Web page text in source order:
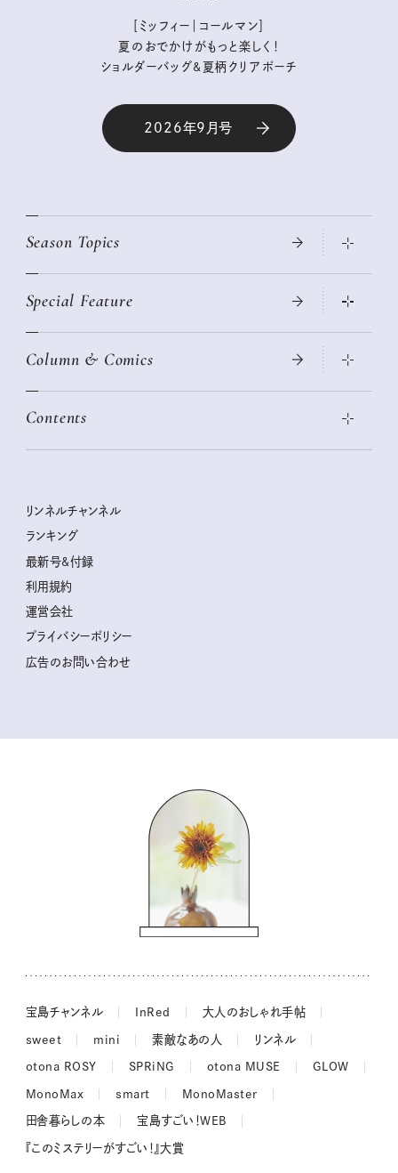
［ミッフィー｜コールマン］
夏のおでかけがもっと楽しく！
ショルダーバッグ&夏柄クリアポーチ
2026年9月号
Season Topics
真夏のひんやりグッズ 2026
ニトリ・イケア・無印良品で賢くおしゃれなインテリア
絶品、お餅レシピ大集合！
クラフトビール案内
Special Feature
2026年春夏 トレンドファッションニュース
女子旅おすすめスポット 暮らすように心地いいリンネル旅ガイ
リンネル 暮らしの道具大賞
ナチュラルメイクレッスン
喜ばれる贈り物手帖
Column & Comics
ぐれいさん
中沢元紀の板前さん入門
空想喫茶トラノコクさんのあの店この店、喫茶訪問日記
圷みほさんのゆるっと週末キャンプ通信
豆柴・まもるくんの旅日記
柳沢小実さんのお散歩するようなゆるり旅
valoさんのかわいいもの探し
コウケンテツのヒトワザ巡り
ノーラのフィンランド旅気分
吉田羊さんの着物と12のアソビゴコロ
長谷川あかりさんの今週もお疲れ様つまみ
Contents
リンネル暮らし部
リンネルチャンネル
おぱんつ君のわくわく楽しい一週間占い
毎日が心地よくなるリンネルタロット
リンネルチャンネル
ランキング
最新号&付録
利用規約
運営会社
プライバシーポリシー
広告のお問い合わせ
宝島チャンネル InRed 大人のおしゃれ手帖
sweet mini 素敵なあの人 リンネル
otona ROSY SPRiNG otona MUSE GLOW
MonoMax smart MonoMaster
田舎暮らしの本 宝島すごい！WEB
『このミステリーがすごい！』大賞